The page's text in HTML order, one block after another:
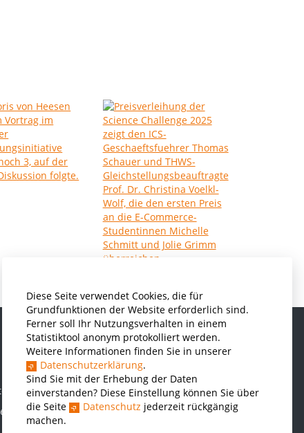
Diese Seite verwendet Cookies, die für
Grundfunktionen der Website erforderlich sind.
Ferner soll Ihr Nutzungsverhalten in einem
Statistiktool anonym protokolliert werden.
Weitere Informationen finden Sie in unserer
Datenschutzerklärung.
Sind Sie mit der Erhebung der Daten
einverstanden? Diese Einstellung können Sie über
die Seite
Datenschutz jederzeit rückgängig
machen.
Informatik und Wirtschaftsinformatik
Kunststofftechnik und Vermessung
Maschinenbau
THWS Business School